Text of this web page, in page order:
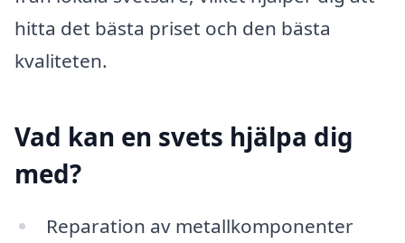
hitta det bästa priset och den bästa
kvaliteten.
Vad kan en svets hjälpa dig
med?
Reparation av metallkomponenter